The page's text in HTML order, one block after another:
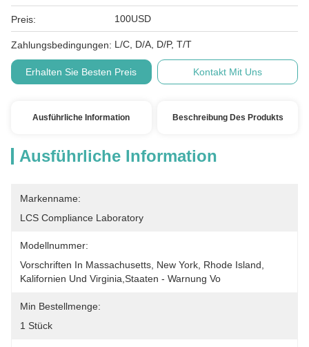
Preis: 100USD
Zahlungsbedingungen: L/C, D/A, D/P, T/T
Erhalten Sie Besten Preis Kontakt Mit Uns
Ausführliche Information Beschreibung Des Produkts
Ausführliche Information
Markenname:
LCS Compliance Laboratory
Modellnummer:
Vorschriften In Massachusetts, New York, Rhode Island,
Kalifornien Und Virginia,Staaten - Warnung Vo
Min Bestellmenge:
1 Stück